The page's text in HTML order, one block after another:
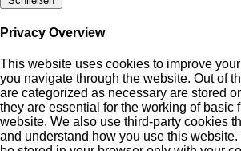
Privacy Overview
This website uses cookies to improve
you navigate through the website. Out of
are categorized as necessary are stored
they are essential for the working of basic
website. We also use third-party cookies
and understand how you use this website.